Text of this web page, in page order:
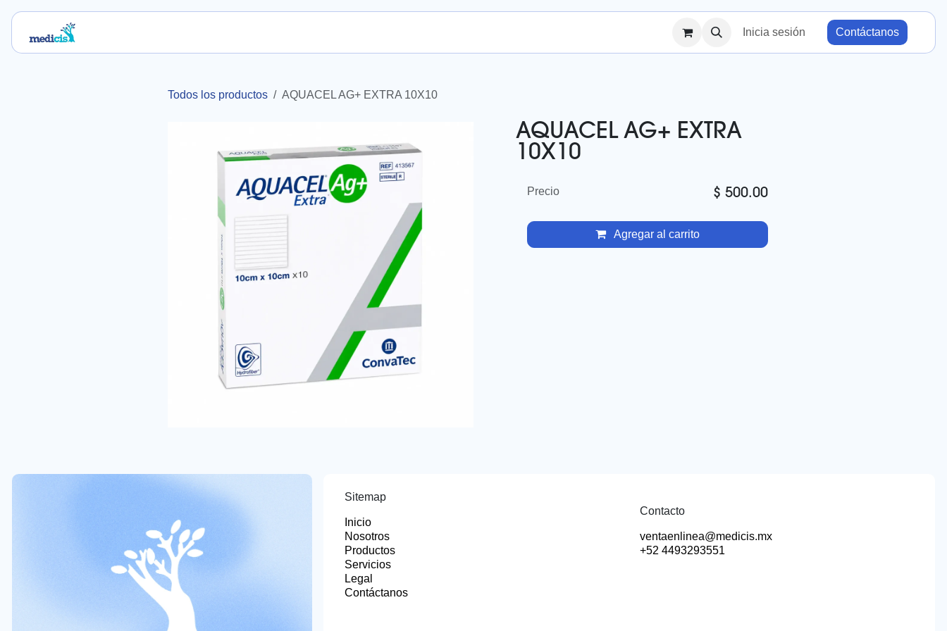
Inicia sesión Contáctanos
Todos los productos AQUACEL AG+ EXTRA 10X10
AQUACEL AG+ EXTRA
10X10
Agregar al carrito
Precio $ 500.00
Sitemap
Inicio
Nosotros
Productos
Servicios
Legal
Contáctanos
Contacto
ventaenlinea@medicis.mx
+52 4493293551